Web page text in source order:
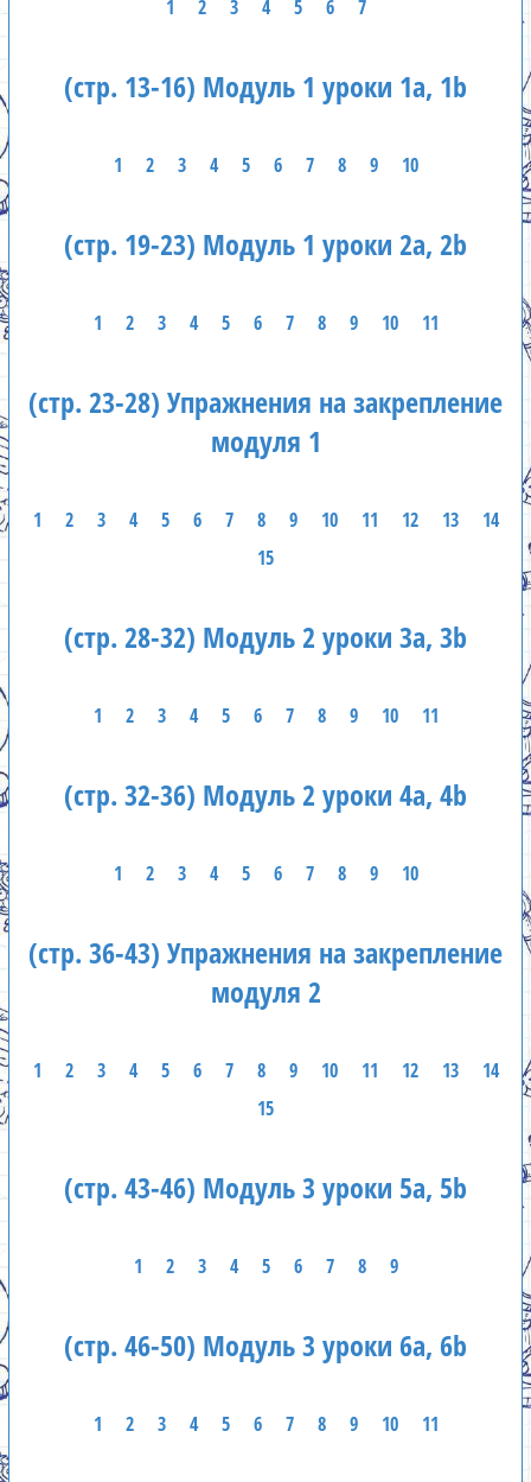
1 2 3 4 5 6 7
(стр. 13-16) Модуль 1 уроки 1а, 1b
1 2 3 4 5 6 7 8 9 10
(стр. 19-23) Модуль 1 уроки 2а, 2b
1 2 3 4 5 6 7 8 9 10 11
(стр. 23-28) Упражнения на закрепление
модуля 1
1 2 3 4 5 6 7 8 9 10 11 12 13
14
15
(стр. 28-32) Модуль 2 уроки 3а, 3b
1 2 3 4 5 6 7 8 9 10 11
(стр. 32-36) Модуль 2 уроки 4а, 4b
1 2 3 4 5 6 7 8 9 10
(стр. 36-43) Упражнения на закрепление
модуля 2
1 2 3 4 5 6 7 8 9 10 11 12 13
14
15
(стр. 43-46) Модуль 3 уроки 5а, 5b
1 2 3 4 5 6 7 8 9
(стр. 46-50) Модуль 3 уроки 6а, 6b
1 2 3 4 5 6 7 8 9 10 11